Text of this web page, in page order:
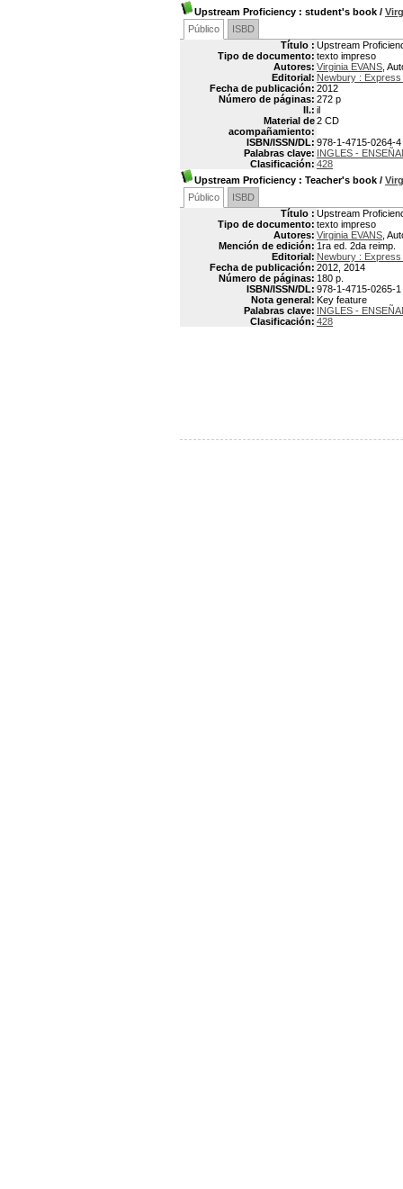
Upstream Proficiency : student's book /
Público
ISBD
Título : Upstream
Tipo de documento: texto impreso
Autores: Virginia EVANS ,
Editorial: Newbury : Express
Fecha de publicación: 2012
Número de páginas: 272 p
Il.: il
Material de
acompañamiento:
2 CD
ISBN/ISSN/DL: 978-1-4715-0264-4
Palabras clave: INGLES -
Clasificación: 428
Upstream Proficiency : Teacher's book /
Público
ISBD
Título : Upstream
Tipo de documento: texto impreso
Autores: Virginia EVANS ,
Mención de edición: 1ra ed. 2da reimp.
Editorial: Newbury : Express
Fecha de publicación: 2012, 2014
Número de páginas: 180 p.
ISBN/ISSN/DL: 978-1-4715-0265-1
Nota general: Key feature
Palabras clave: INGLES -
Clasificación: 428